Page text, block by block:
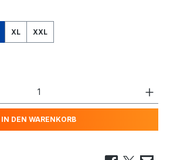
XL XXL
Gib den
IN DEN WARENKORB